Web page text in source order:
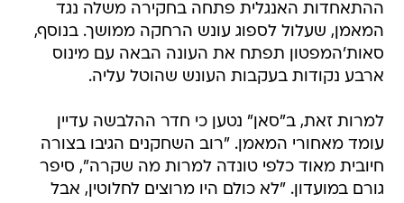
ההתאחדות האנגלית פתחה בחקירה משלה נגד
המאמן, שעלול לספוג עונש הרחקה ממושך. בנוסף,
סאות'המפטון תפתח את העונה הבאה עם מינוס
ארבע נקודות בעקבות העונש שהוטל עליה.
למרות זאת, ב"סאן" נטען כי חדר ההלבשה עדיין
עומד מאחורי המאמן. "רוב השחקנים הגיבו בצורה
חיובית מאוד כלפי טונדה למרות מה שקרה", סיפר
גורם במועדון. "לא כולם היו מרוצים לחלוטין, אבל